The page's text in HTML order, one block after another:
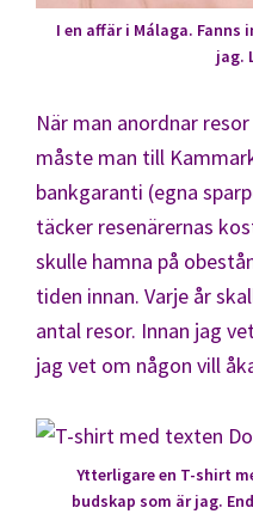
I en affär i Málaga.
jag.
När man anordnar
måste man till
bankgaranti (egna
täcker resenärernas
skulle hamna på
tiden innan. Varje år
antal resor. Innan jag
jag vet om någon vill
Ytterligare en T-shirt
budskap som är jag.